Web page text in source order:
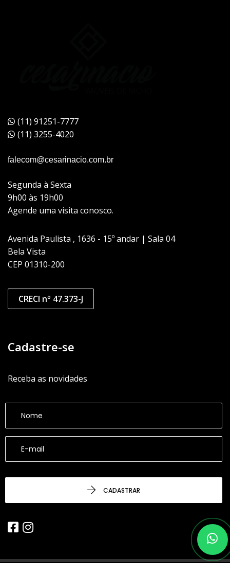
(11) 91251-7777
(11) 3255-4020
falecom@cesarinacio.com.br
Segunda à Sexta
9h00 às 19h00
Agende uma visita conosco.
Avenida Paulista , 1636 - 15º andar | Sala 04
Bela Vista
CEP 01310-200
CRECI nº 47.373-J
Cadastre-se
Receba as novidades
CADASTRAR